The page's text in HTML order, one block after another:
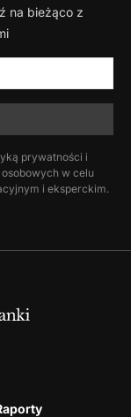
na bieżąco z
prywatności i
w celu
i eksperckim.